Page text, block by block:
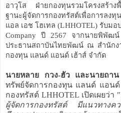
อาวุโส ฝ่ายกองทุนรวมโครงสร้า
ฐานะผู้จัดการกองทรัสต์เพื่อการลง
แอล เอช โฮเทล (LHHOTEL) รับมอ
Company ปี 2567 จากนายพิพัฒ
ประธานสถาบันไทยพัฒน์ ณ สำนัก
กองทุน แลนด์ แอนด์ เฮ้าส์ จำกัด
นายหลาย กวง-ฮัว และนายถา
ทรัพย์จัดการกองทุน แลนด์ แอนด์
กองทรัสต์ LHHOTEL เปิดเผยว่า
ผู้จัดการกองทรัสต์ มีแนวทางค